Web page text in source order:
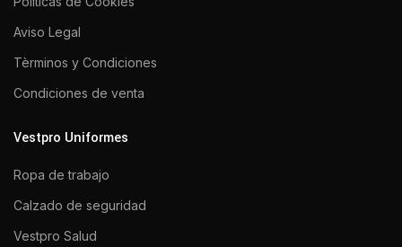
Aviso Legal
Tèrminos y Condiciones
Condiciones de venta
Vestpro Uniformes
Ropa de trabajo
Calzado de seguridad
Vestpro Salud